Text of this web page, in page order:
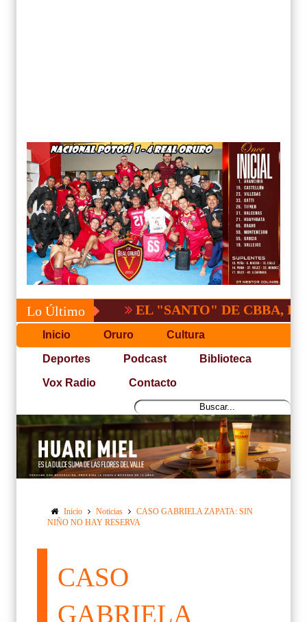
Lo Último EL "SANTO" DE CBBA,
Inicio Oruro Cultura
Deportes Podcast Biblioteca
Vox Radio Contacto
Inicio Noticias
CASO GABRIELA ZAPATA: SIN
NIÑO NO HAY RESERVA
CASO
GABRIELA